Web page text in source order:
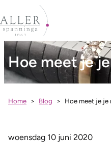
Hoe meet je
Home Blog Hoe meet je je
woensdag 10 juni 2020